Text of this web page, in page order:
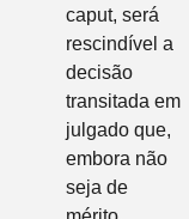
caput, será
rescindível a
decisão
transitada em
julgado que,
embora não
seja de